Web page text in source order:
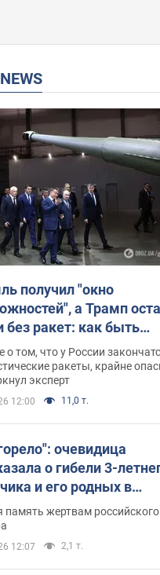
NEWS
получил "окно
а Трамп
без ракет: как быть
Интервью с
о том, что у России
ракеты, крайне
эксперт
12:00 11,0 т.
очевидица
о гибели 3-
и его родных в
атаки РФ на
Видео и фото
память жертвам российского
12:07 2,1 т.